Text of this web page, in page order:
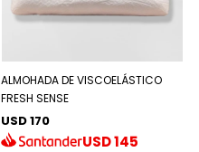
ALMOHADA DE VISCOELÁSTICO
FRESH SENSE
USD 170
USD145